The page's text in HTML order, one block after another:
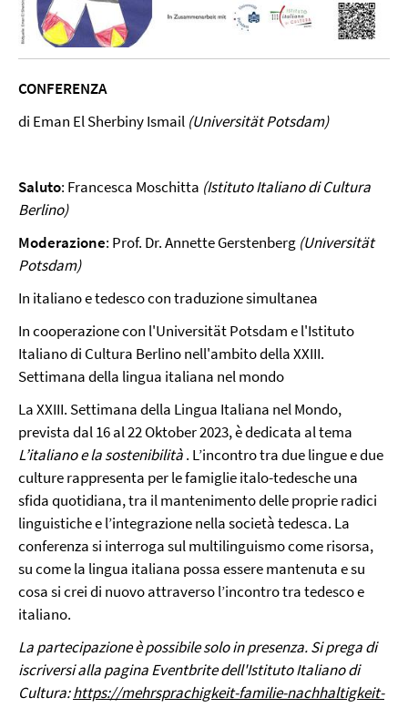
CONFERENZA
di Eman El Sherbiny Ismail (Universität Potsdam)
Saluto: Francesca Moschitta (Istituto Italiano di Cultura
Berlino)
Moderazione: Prof. Dr. Annette Gerstenberg (Universität
Potsdam)
In italiano e tedesco con traduzione simultanea
In cooperazione con l'Universität Potsdam e l'Istituto
Italiano di Cultura Berlino nell'ambito della XXIII.
Settimana della lingua italiana nel mondo
La XXIII. Settimana della Lingua Italiana nel Mondo,
prevista dal 16 al 22 Oktober 2023, è dedicata al tema
L’italiano e la sostenibilità. L’incontro tra due lingue e due
culture rappresenta per le famiglie italo-tedesche una
sfida quotidiana, tra il mantenimento delle proprie radici
linguistiche e l’integrazione nella società tedesca. La
conferenza si interroga sul multilinguismo come risorsa,
su come la lingua italiana possa essere mantenuta e su
cosa si crei di nuovo attraverso l’incontro tra tedesco e
italiano.
La partecipazione è possibile solo in presenza. Si prega di
iscriversi alla pagina Eventbrite dell'Istituto Italiano di
Cultura:https://mehrsprachigkeit-familie-nachhaltigkeit-